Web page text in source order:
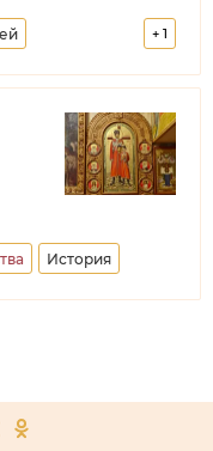
+ 1
История